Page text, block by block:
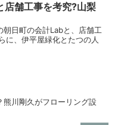
店舗工事を考究?山梨
日町の会計Labと、店舗工
に、伊平屋緑化とたつの人
熊川剛久がフローリング設